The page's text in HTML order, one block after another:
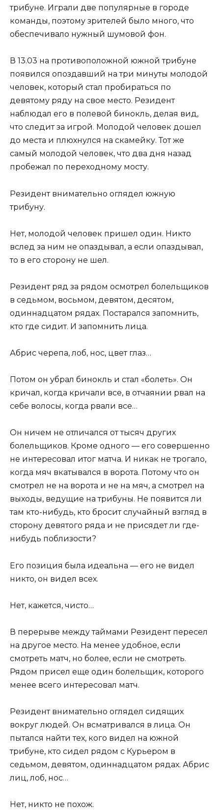
трибуне. Играли две популярные в городе
команды, поэтому зрителей было много, что
обеспечивало нужный шумовой фон.
В 13.03 на противоположной южной трибуне
появился опоздавший на три минуты молодой
человек, который стал пробираться по
девятому ряду на свое место. Резидент
наблюдал его в полевой бинокль, делая вид,
что следит за игрой. Молодой человек дошел
до места и плюхнулся на скамейку. Тот же
самый молодой человек, что два дня назад
пробежал по переходному мосту.
Резидент внимательно оглядел южную
трибуну.
Нет, молодой человек пришел один. Никто
вслед за ним не опаздывал, а если опаздывал,
то в его сторону не шел.
Резидент ряд за рядом осмотрел болельщиков
в седьмом, восьмом, девятом, десятом,
одиннадцатом рядах. Постарался запомнить,
кто где сидит. И запомнить лица.
Абрис черепа, лоб, нос, цвет глаз…
Потом он убрал бинокль и стал «болеть». Он
кричал, когда кричали все, в отчаянии рвал на
себе волосы, когда рвали все…
Он ничем не отличался от тысяч других
болельщиков. Кроме одного — его совершенно
не интересовал итог матча. И никак не трогало,
когда мяч вкатывался в ворота. Потому что он
смотрел не на ворота и не на мяч, а смотрел на
выходы, ведущие на трибуны. Не появится ли
там кто-нибудь, кто бросит случайный взгляд в
сторону девятого ряда и не присядет ли где-
нибудь поблизости?
Его позиция была идеальна — его не видел
никто, он видел всех.
Нет, кажется, чисто…
В перерыве между таймами Резидент пересел
на другое место. На менее удобное, если
смотреть матч, но более, если не смотреть.
Рядом присел еще один болельщик, которого
менее всего интересовал матч.
Резидент внимательно оглядел сидящих
вокруг людей. Он всматривался в лица. Он
пытался найти тех, кого видел на южной
трибуне, кто сидел рядом с Курьером в
седьмом, девятом, одиннадцатом рядах. Абрис
лиц, лоб, нос…
Нет, никто не похож.